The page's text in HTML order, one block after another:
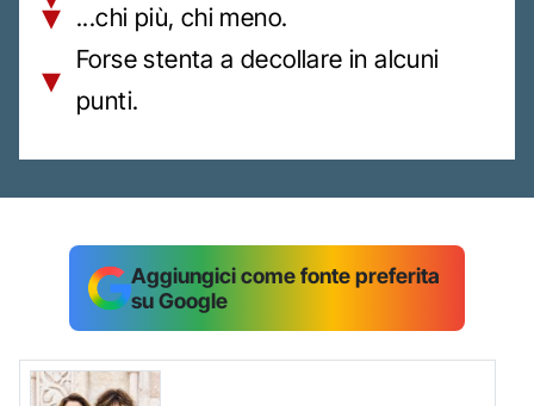
...chi più, chi meno.
Forse stenta a decollare in alcuni
punti.
Aggiungici come fonte preferita
su Google